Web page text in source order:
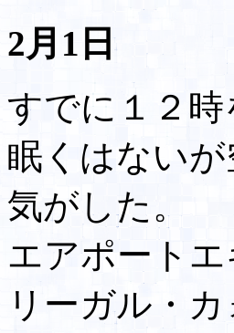
2月1日
すでに１２
眠くはない
気がした。
エアポート
リーガル・